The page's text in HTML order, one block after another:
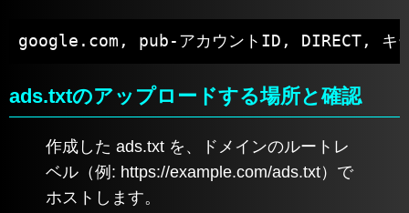
google.com, pub-アカウントID, DIRECT, キ
ads.txtのアップロードする場所と確認
作成した ads.txt を、ドメインのルートレ
ベル（例: https://example.com/ads.txt）で
ホストします。